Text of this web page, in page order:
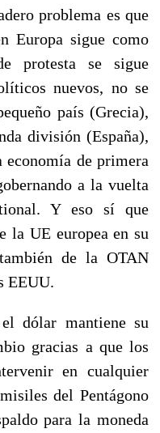
problema es que
Europa sigue como
protesta se sigue
nuevos, no se
país (Grecia),
división (España),
economía de primera
a la vuelta
Y eso sí que
la UE europea en su
de la OTAN
EEUU.
dólar mantiene su
gracias a que los
en cualquier
del Pentágono
para la moneda